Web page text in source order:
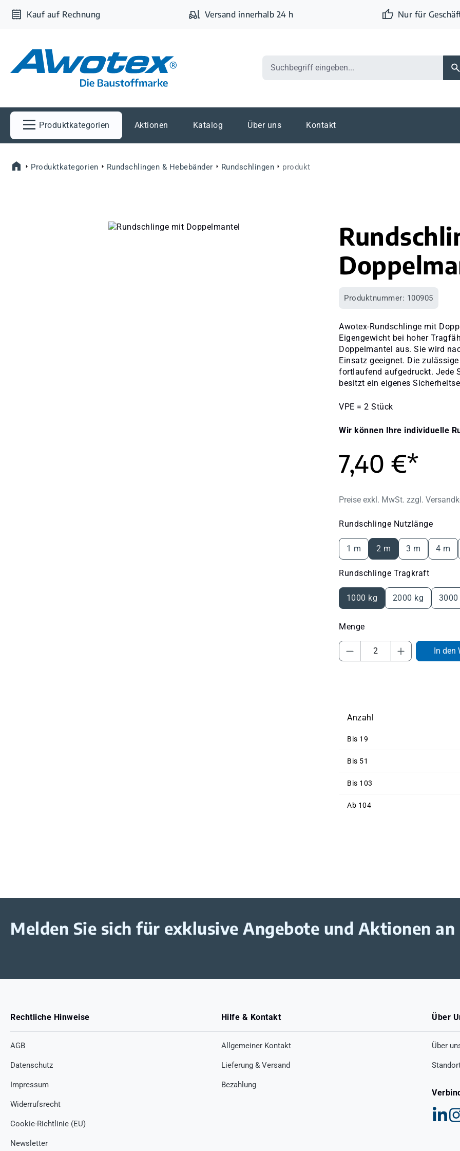
Hauptinhalt springen
Zur Suche springen
Zur Hauptnavigation springen
Kauf auf Rechnung Versand innerhalb 24 h Nur für
Produktkategorien Aktionen Katalog Über uns Kontakt
Produktkategorien Rundschlingen & Hebebänder Rundschlingen produkt
Bildergalerie überspringen
Produktnummer: 100905
Awotex-Rundschlinge mit
Eigengewicht bei hoher
Doppelmantel aus. Sie wird
Einsatz geeignet. Die
fortlaufend aufgedruckt. Jede
besitzt ein eigenes
VPE = 2 Stück
Wir können Ihre individuelle
7,40 €*
Preise exkl. MwSt. zzgl.
Rundschlinge Nutzlänge
1 m 2 m 3 m 4 m
Rundschlinge Tragkraft
1000 kg 2000 kg 3000
Produkt Anzahl: Gib
In den
Anzahl
Bis 19
Bis 51
Bis 103
Ab 104
Melden Sie sich für exklusive Angebote und Aktionen an
Rechtliche Hinweise
AGB
Datenschutz
Impressum
Widerrufsrecht
Cookie-Richtlinie (EU)
Newsletter
Hilfe & Kontakt
Allgemeiner Kontakt
Lieferung & Versand
Bezahlung
Über
Über